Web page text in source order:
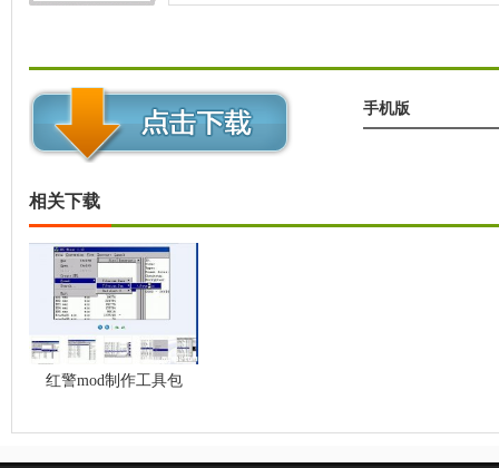
手机版
相关下载
红警mod制作工具包